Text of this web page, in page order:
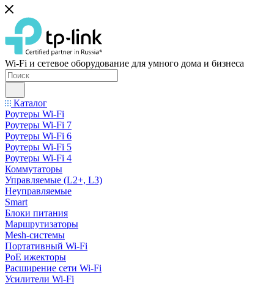
Wi-Fi и сетевое оборудование для умного дома и бизнеса
Каталог
Роутеры Wi-Fi
Роутеры Wi-Fi 7
Роутеры Wi-Fi 6
Роутеры Wi-Fi 5
Роутеры Wi-Fi 4
Коммутаторы
Управляемые (L2+, L3)
Неуправляемые
Smart
Блоки питания
Маршрутизаторы
Mesh-системы
Портативный Wi-Fi
PoE ижекторы
Расширение сети Wi‑Fi
Усилители Wi-Fi